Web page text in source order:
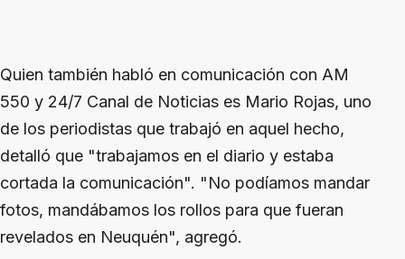
Quien también habló en comunicación con AM
550 y 24/7 Canal de Noticias es Mario Rojas, uno
de los periodistas que trabajó en aquel hecho,
detalló que "trabajamos en el diario y estaba
cortada la comunicación". "No podíamos mandar
fotos, mandábamos los rollos para que fueran
revelados en Neuquén", agregó.